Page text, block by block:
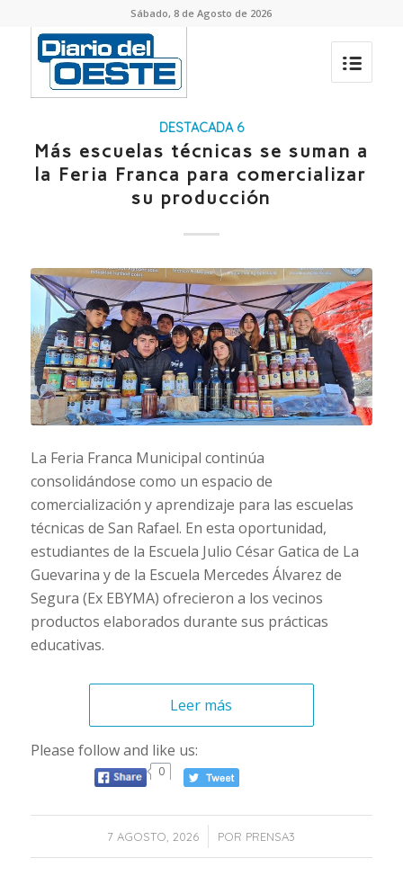
Sábado, 8 de Agosto de 2026
DESTACADA 6
Más escuelas técnicas se suman a
la Feria Franca para comercializar
su producción
La Feria Franca Municipal continúa
consolidándose como un espacio de
comercialización y aprendizaje para las escuelas
técnicas de San Rafael. En esta oportunidad,
estudiantes de la Escuela Julio César Gatica de La
Guevarina y de la Escuela Mercedes Álvarez de
Segura (Ex EBYMA) ofrecieron a los vecinos
productos elaborados durante sus prácticas
educativas.
Leer más
Please follow and like us:
0
7 AGOSTO, 2026
/ POR PRENSA3